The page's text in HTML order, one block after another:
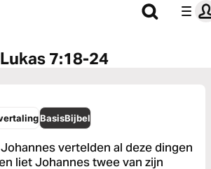
Lukas 7:18-24
BasisBijbel
vertelden al deze dingen
liet Johannes twee van zijn